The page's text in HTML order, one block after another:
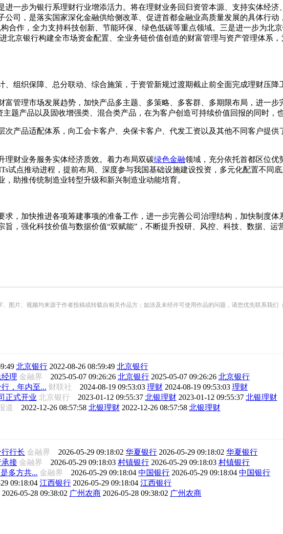
一步为银行系理财行业增添活力。将在理财业务回归资管本源、支持实体经
司，是落实国家深化金融供给侧改革、促进首都金融业高质量发展的具体行动
合作，全力支持科技创新、节能环保、绿色低碳等重点领域。三是进一步为北
北京银行构建全市场资金配置、全业务链价值创造的财富管理与资产管理体系
组织保障、总分联动、综合施策，于资管新规过渡期截止前全面完成理财压降
管理市场发展趋势，加快产品多主题、多策略、多客群、多期限布局，进一步
题产品以及固收增强类、混合类产品，在为客户创造可持续价值回报的同时，
产品适配体系，向工会卡客户、央保卡客户、代发工资以及其他不同客户提
理财业务服务实体经济质效。着力布局双碳绿色金融领域，充分依托首都区位优
试点推动进程，提前布局、深度参与我国基础设施建设投资，多元化配置不同
助推传统制造业转型升级和新兴制造业动能培育。
，加快推进各项筹建事项的准备工作，进一步完善公司治理结构，加快制度
，强化科技价值与数据价值“双赋能”，不断提升投研、风控、科技、数据、运
图片、视频均来源于作者投稿或转载自相关作品方；如涉及未经许可使用作品的问题，请您优先联系我们（
北京银行 2022-08-26 08:59:49 北京银行
理 金融界 2025-05-07 09:26:26 北京银行 2025-05-07 09:26:26 北京银行
，年内至... 财联社 2024-08-19 09:53:03 理财 2024-08-19 09:53:03 理财
正式开业 北京银行 2023-01-12 09:55:37 北银理财 2023-01-12 09:55:37 北银理财
道 2022-12-26 08:57:58 北银理财 2022-12-26 08:57:58 北银理财
行长 金融界 2026-05-29 09:18:02 华夏银行 2026-05-29 09:18:02 华夏银行
接 金融界 2026-05-29 09:18:03 村镇银行 2026-05-29 09:18:03 村镇银行
多方共... 金融界 2026-05-29 09:18:04 中国银行 2026-05-29 09:18:04 中国银行
09:18:04 江西银行 2026-05-29 09:18:04 江西银行
2026-05-28 09:38:02 广州农商 2026-05-28 09:38:02 广州农商